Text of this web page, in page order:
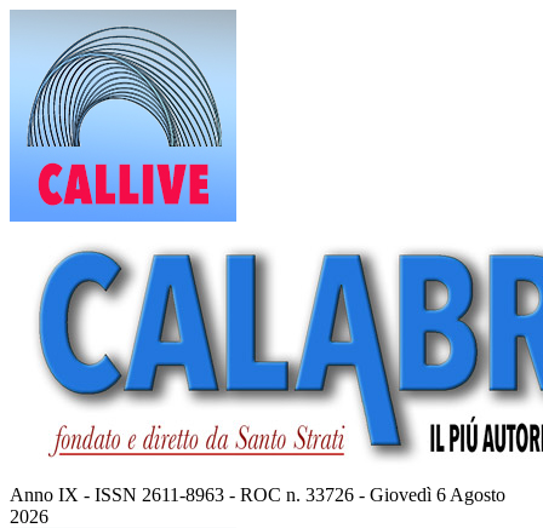
contenuto
Anno IX - ISSN 2611-8963 - ROC n. 33726 - Giovedì 6 Agosto
2026